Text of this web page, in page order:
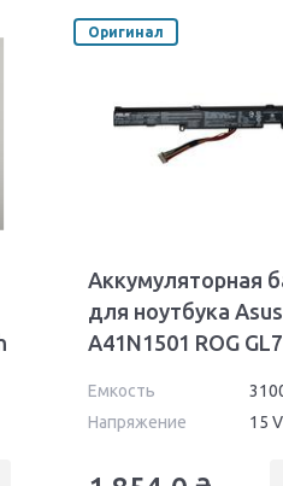
Оригинал
Аккумуляторная
для ноутбука Asus
A41N1501 ROG
Емкость
Напряжение
15 V